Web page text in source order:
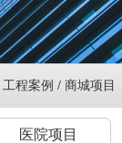
工程案例 / 商城项目
医院项目